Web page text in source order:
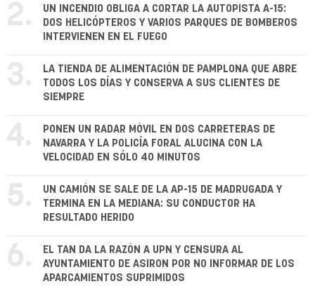
2.
UN INCENDIO OBLIGA A CORTAR LA AUTOPISTA A-15:
DOS HELICÓPTEROS Y VARIOS PARQUES DE BOMBEROS
INTERVIENEN EN EL FUEGO
3.
LA TIENDA DE ALIMENTACIÓN DE PAMPLONA QUE ABRE
TODOS LOS DÍAS Y CONSERVA A SUS CLIENTES DE
SIEMPRE
4.
PONEN UN RADAR MÓVIL EN DOS CARRETERAS DE
NAVARRA Y LA POLICÍA FORAL ALUCINA CON LA
VELOCIDAD EN SÓLO 40 MINUTOS
5.
UN CAMIÓN SE SALE DE LA AP-15 DE MADRUGADA Y
TERMINA EN LA MEDIANA: SU CONDUCTOR HA
RESULTADO HERIDO
6.
EL TAN DA LA RAZÓN A UPN Y CENSURA AL
AYUNTAMIENTO DE ASIRON POR NO INFORMAR DE LOS
APARCAMIENTOS SUPRIMIDOS